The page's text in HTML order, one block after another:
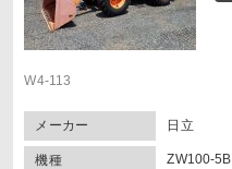
W4-113
メーカー 日立
機種 ZW100-5B